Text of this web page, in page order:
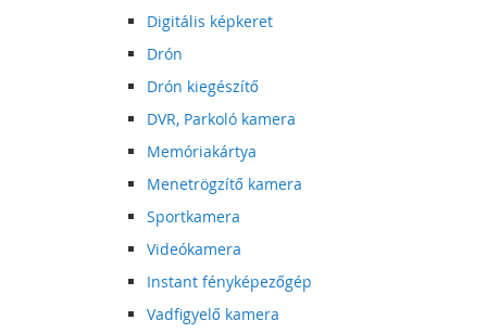
Digitális képkeret
Drón
Drón kiegészítő
DVR, Parkoló kamera
Memóriakártya
Menetrögzítő kamera
Sportkamera
Videókamera
Instant fényképezőgép
Vadfigyelő kamera